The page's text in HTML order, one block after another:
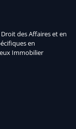
des Affaires et en
en
Immobilier